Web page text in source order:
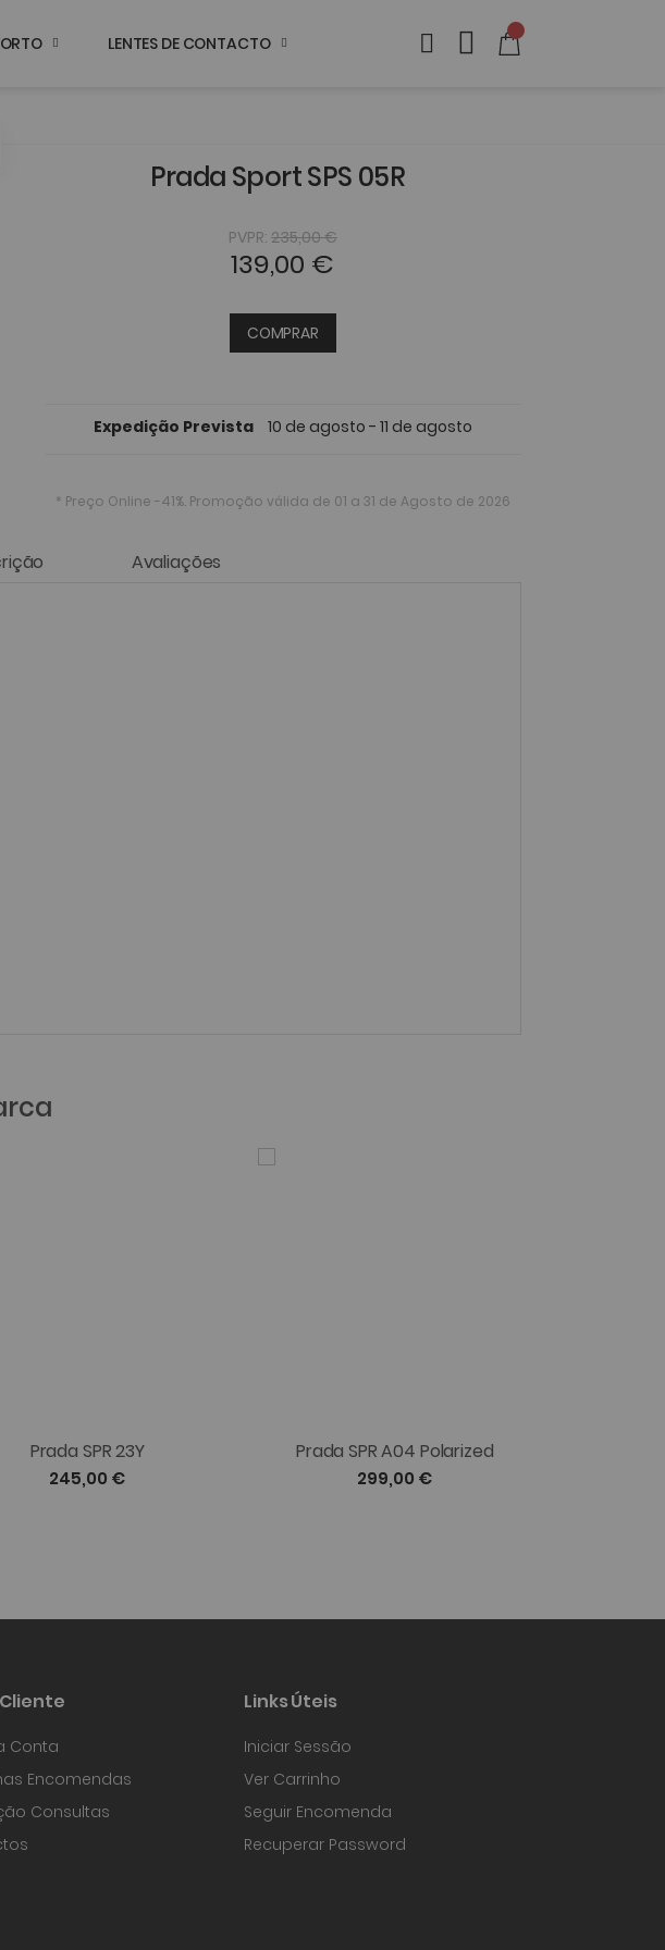
LENTES DE CONTACTO
Prada Sport SPS 05R
PVPR: 235,00 €
139,00 €
COMPRAR
Expedição Prevista 10 de agosto - 11 de agosto
* Preço Online -41%. Promoção válida de 01 a 31 de Agosto de 2026
Avaliações
Prada SPR 23Y
245,00 €
Prada SPR A04 Polarized
299,00 €
Conta
Encomendas
Consultas
Links Úteis
Iniciar Sessão
Ver Carrinho
Seguir Encomenda
Recuperar Password